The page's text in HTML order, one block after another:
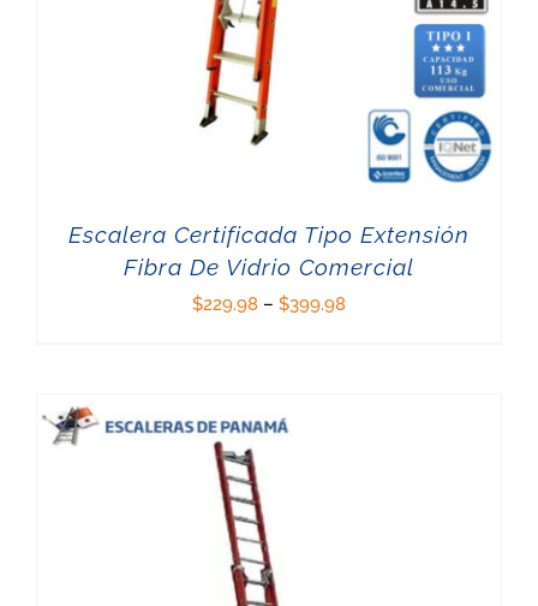
Escalera Certificada Tipo Extensión
Fibra De Vidrio Comercial
$229.98 – $399.98